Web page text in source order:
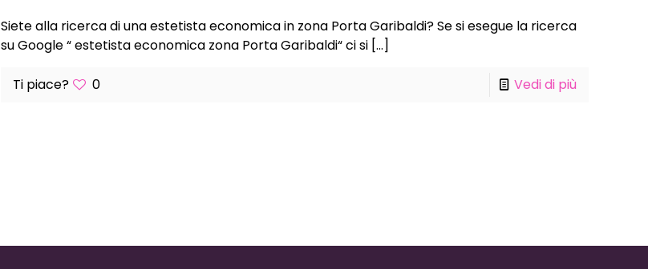
Siete alla ricerca di una estetista economica in zona Porta Garibaldi? Se si esegue la ricerca
su Google “ estetista economica zona Porta Garibaldi“ ci si[…]
Ti piace? 0 Vedi di più